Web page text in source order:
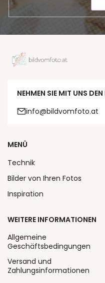
NEHMEN SIE MIT UNS
info@bildvomfoto.at
MENÜ
Technik
Bilder von Ihren Fotos
Inspiration
WEITERE INFORMATIONEN
Allgemeine
Geschäftsbedingungen
Versand und
Zahlungsinformationen